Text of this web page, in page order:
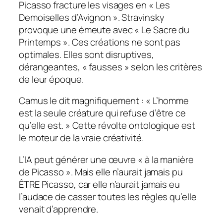
Picasso fracture les visages en « Les
Demoiselles d’Avignon ». Stravinsky
provoque une émeute avec « Le Sacre du
Printemps ». Ces créations ne sont pas
optimales. Elles sont disruptives,
dérangeantes, « fausses » selon les critères
de leur époque.
Camus le dit magnifiquement : « L’homme
est la seule créature qui refuse d’être ce
qu’elle est. » Cette révolte ontologique est
le moteur de la vraie créativité.
L’IA peut générer une œuvre « à la manière
de Picasso ». Mais elle n’aurait jamais pu
ÊTRE Picasso, car elle n’aurait jamais eu
l’audace de casser toutes les règles qu’elle
venait d’apprendre.